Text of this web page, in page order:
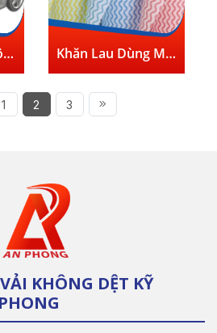
Giải Pháp Vải Không Dệt Cho Ngành Công Nghiệp Ô Tô Khăn Lau Dùng Một Lần
1 2 3
KHÔNG DỆT KỸ